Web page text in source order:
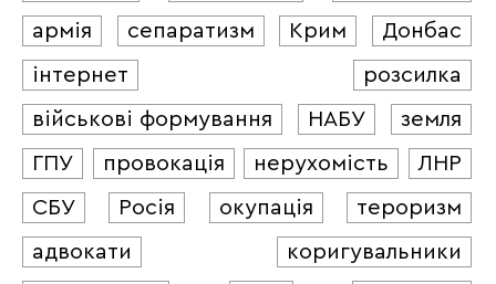
армія
сепаратизм Крим
Донбас
інтернет
розсилка
військові формування
НАБУ
земля
ГПУ
провокація нерухомість
ЛНР
СБУ
Росія окупація
тероризм
адвокати
коригувальники